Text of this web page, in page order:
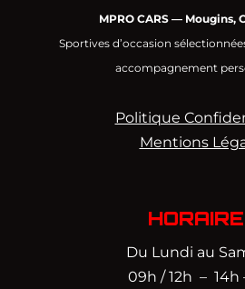
MPRO CARS — Mougins,
Sportives d’occasion
accompagnement
Politique
Mentions
Du Lundi au
09h / 12h – 14h